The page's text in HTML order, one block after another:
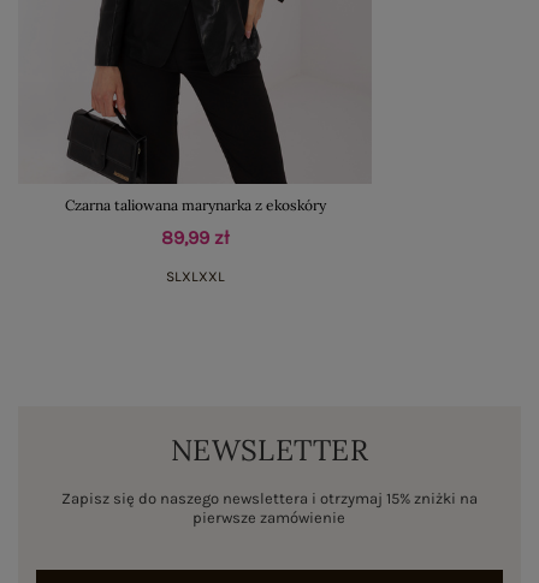
Czarna taliowana marynarka z ekoskóry
89,99 zł
SL XL XXL
NEWSLETTER
Zapisz się do naszego newslettera i otrzymaj 15% zniżki na
pierwsze zamówienie